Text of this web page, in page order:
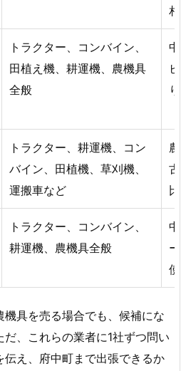
トラクター、コンバイン、
田植え機、耕運機、農機具
全般
トラクター、耕運機、コン
バイン、田植機、草刈機、
運搬車など
トラクター、コンバイン、
耕運機、農機具全般
機具を売る場合でも、候補にな
、これらの業者に1社ずつ問い
え、府中町まで出張できるか